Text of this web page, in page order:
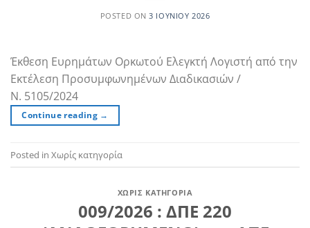
POSTED ON3 ΙΟΥΝΊΟΥ 2026
Έκθεση Ευρημάτων Ορκωτού Ελεγκτή Λογιστή από την
Εκτέλεση Προσυμφωνημένων Διαδικασιών /
Ν. 5105/2024
Continue reading →
Posted in Χωρίς κατηγορία
ΧΩΡΊΣ ΚΑΤΗΓΟΡΊΑ
009/2026 : ΔΠΕ 220